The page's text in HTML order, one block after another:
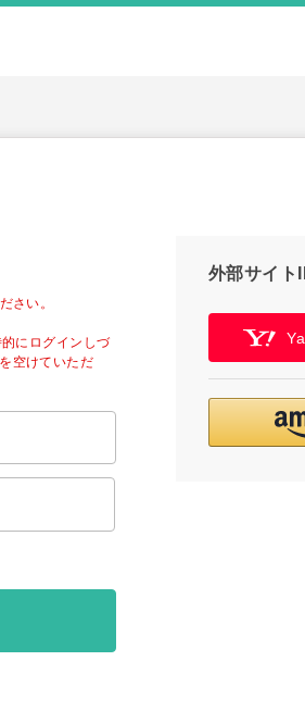
さい。
にログインしづ
空けていただ
外部サイト